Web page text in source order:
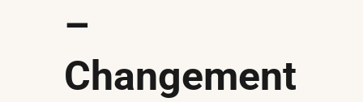
–
Changement